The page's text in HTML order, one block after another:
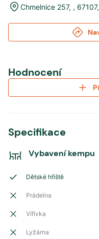
Chmelnice 257, , 67107,
Hodnocení
Specifikace
Vybavení kempu
Dětské hřiště
Prádelna
Vířivka
Lyžárna